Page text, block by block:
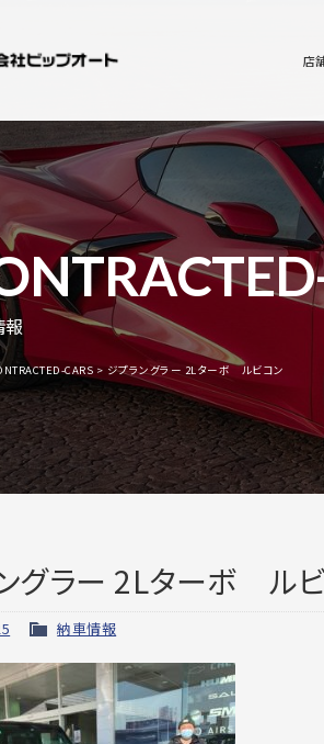
店
報
CARS ジプラングラー 2Lターボ ルビコン
グラー 2Lターボ ル
納車情報